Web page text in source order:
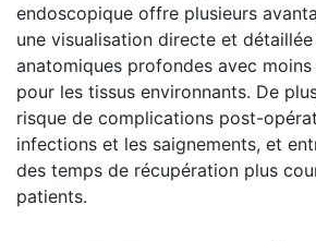
endoscopique offre plusieurs
une visualisation directe et
anatomiques profondes avec
pour les tissus environnants. De
risque de complications post-
infections et les saignements, et
des temps de récupération plus
patients.